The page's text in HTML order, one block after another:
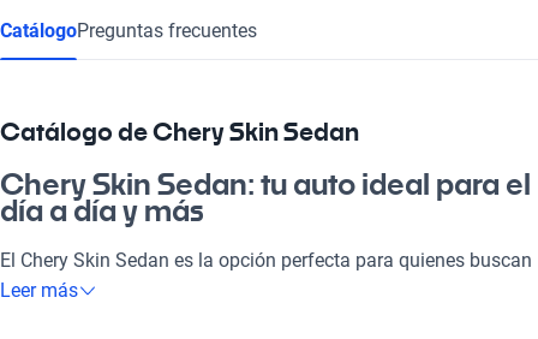
CatálogoPreguntas frecuentes
Catálogo de Chery Skin Sedan
Chery Skin Sedan: tu auto ideal para el
día a día y más
El Chery Skin Sedan es la opción perfecta para quienes buscan
un vehículo que combine comodidad y estilo en cada viaje.
Leer más